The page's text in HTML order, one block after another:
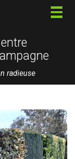
radieuse